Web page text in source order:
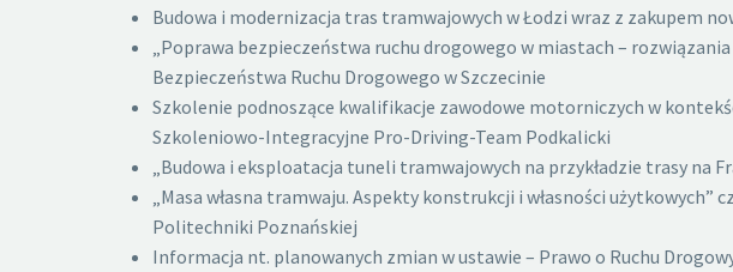
Budowa i modernizacja tras tramwajowych w Łodzi wraz z zakupem
„Poprawa bezpieczeństwa ruchu drogowego w miastach –
Bezpieczeństwa Ruchu Drogowego w Szczecinie
Szkolenie podnoszące kwalifikacje zawodowe motorniczych w
Szkoleniowo-Integracyjne Pro-Driving-Team Podkalicki
„Budowa i eksploatacja tuneli tramwajowych na przykładzie trasy na
„Masa własna tramwaju. Aspekty konstrukcji i własności
Politechniki Poznańskiej
Informacja nt. planowanych zmian w ustawie – Prawo o Ruchu